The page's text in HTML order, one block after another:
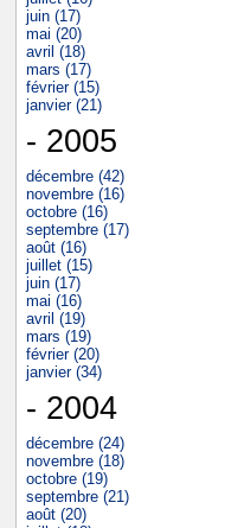
juin (17)
mai (20)
avril (18)
mars (17)
février (15)
janvier (21)
- 2005
décembre (42)
novembre (16)
octobre (16)
septembre (17)
août (16)
juillet (15)
juin (17)
mai (16)
avril (19)
mars (19)
février (20)
janvier (34)
- 2004
décembre (24)
novembre (18)
octobre (19)
septembre (21)
août (20)